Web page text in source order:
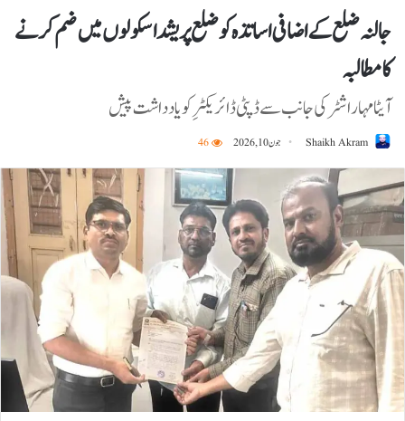
جالنہ ضلع کے اضافی اساتذہ کو ضلع پریشد اسکولوں میں ضم کرنے
کا مطالبہ
آیٹا مہاراشٹر کی جانب سے ڈپٹی ڈائریکٹرِ کو یادداشت پیش
Shaikh Akram جون 10, 2026 46